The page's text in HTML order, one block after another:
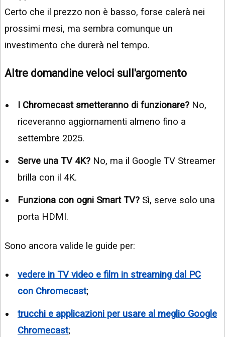
Certo che il prezzo non è basso, forse calerà nei
prossimi mesi, ma sembra comunque un
investimento che durerà nel tempo.
Altre domandine veloci sull'argomento
I Chromecast smetteranno di funzionare? No,
riceveranno aggiornamenti almeno fino a
settembre 2025.
Serve una TV 4K? No, ma il Google TV Streamer
brilla con il 4K.
Funziona con ogni Smart TV? Sì, serve solo una
porta HDMI.
Sono ancora valide le guide per:
vedere in TV video e film in streaming dal PC
con Chromecast;
trucchi e applicazioni per usare al meglio Google
Chromecast;